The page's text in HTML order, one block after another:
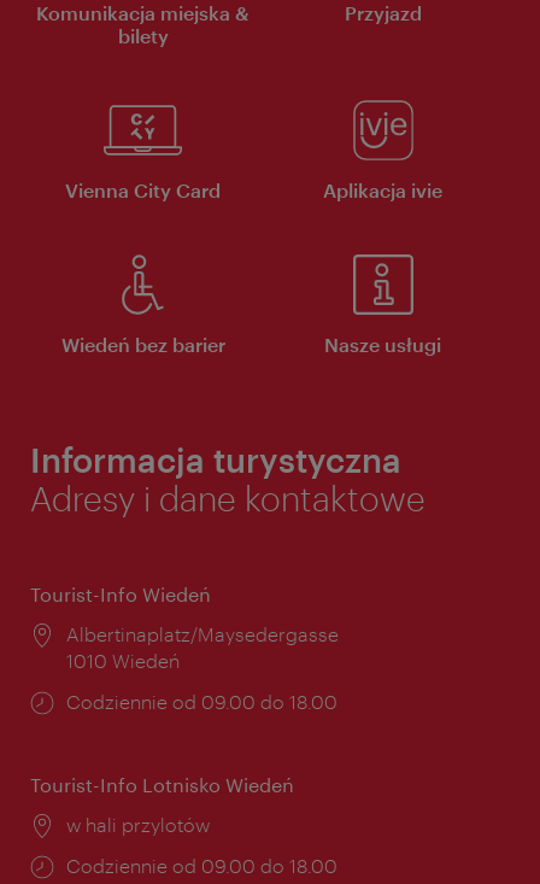
Komunikacja miejska &
bilety
Przyjazd
Vienna City Card Aplikacja ivie
Wiedeń bez barier Nasze usługi
Informacja turystyczna
Adresy i dane kontaktowe
Tourist-Info Wiedeń
Miejsce:
Albertinaplatz/Maysedergasse
1010 Wiedeń
Godziny
Codziennie od 09.00 do 18.00
Tourist-Info Lotnisko Wiedeń
Miejsce:
w hali przylotów
Godziny
Codziennie od 09.00 do 18.00